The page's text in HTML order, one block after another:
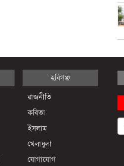
হবিগঞ্জ
রাজনীতি
কবিতা
ইসলাম
খেলাধুলা
যোগাযোগ